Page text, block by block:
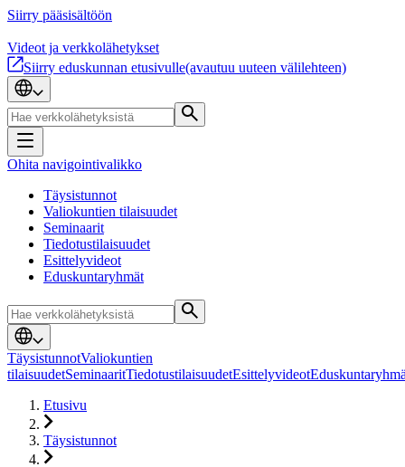
Siirry pääsisältöön
Videot ja verkkolähetykset
Siirry eduskunnan etusivulle(avautuu uuteen välilehteen)
Ohita navigointivalikko
Täysistunnot
Valiokuntien tilaisuudet
Seminaarit
Tiedotustilaisuudet
Esittelyvideot
Eduskuntaryhmät
TäysistunnotValiokuntien
tilaisuudetSeminaaritTiedotustilaisuudetEsittelyvideot
Etusivu
Täysistunnot